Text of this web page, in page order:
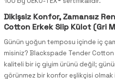
Dikişsiz Konfor, Zamansız
Cotton Erkek Slip Külot (Gri
Günün yoğun temposu içinde iç
misiniz? Blackspade Tender
kaliteli bir iç giyim ürünü değil;
görünmez bir konfor eşlikçisi olmak